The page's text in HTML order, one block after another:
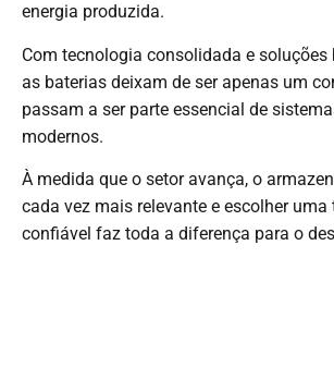
energia produzida.
Com tecnologia consolidada e soluções
as baterias deixam de ser apenas um
passam a ser parte essencial de
modernos.
À medida que o setor avança, o
cada vez mais relevante e escolher
confiável faz toda a diferença para o